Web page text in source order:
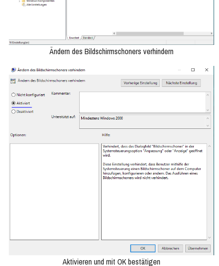
Ändern des Bildschirmschoners verhindern
Aktivieren und mit OK bestätigen